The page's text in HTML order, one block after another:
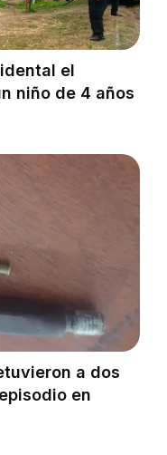
el
niño de 4 años
a dos
en